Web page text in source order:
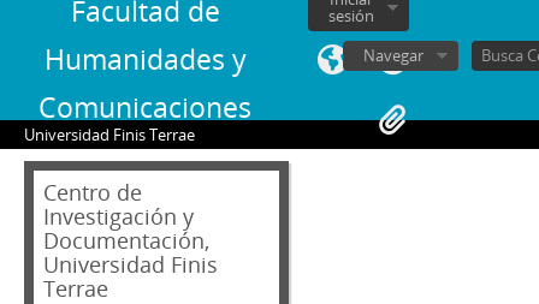
Facultad de
Humanidades y
Comunicaciones
sesión
Navegar
Universidad Finis Terrae
Centro de
Investigación y
Documentación,
Universidad Finis
Terrae
75 - Jarpa, Sergio Onofre
76 - Jarpa, Sergio Onofre
77 - Fresno, Juan Francisco
78 - Fresno, Juan Francisco
79 - Martínez Busch, Jorge
80 - Martínez Busch, Jorge
82 - Moreno, Fernando
83 - Martínez Busch, Jorge
84 - Silva Solar, Julio